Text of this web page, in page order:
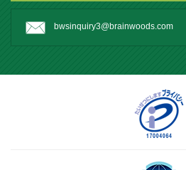
bwsinquiry3@brainwoods.com